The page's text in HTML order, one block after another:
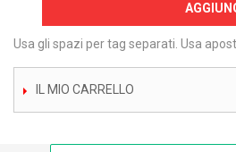
Usa gli spazi per tag separati. Usa
IL MIO CARRELLO